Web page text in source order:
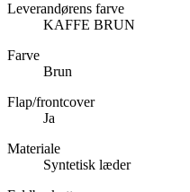
Leverandørens farve
KAFFE BRUN
Farve
Brun
Flap/frontcover
Ja
Materiale
Syntetisk læder